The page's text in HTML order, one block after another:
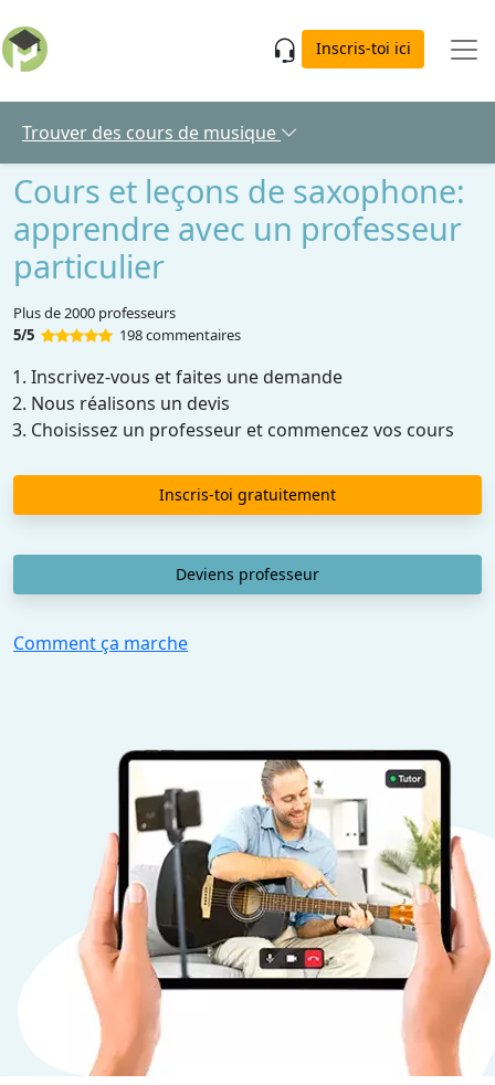
Inscris-toi ici
Trouver des cours de musique
Cours et leçons de saxophone:
apprendre avec un professeur
particulier
Plus de 2000 professeurs
5/5
198 commentaires
Inscrivez-vous et faites une demande
Nous réalisons un devis
Choisissez un professeur et commencez vos cours
Inscris-toi gratuitement
Deviens professeur
Comment ça marche